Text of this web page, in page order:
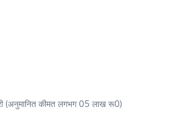
(अनुमानित कीमत लगभग 05 लाख रू0)